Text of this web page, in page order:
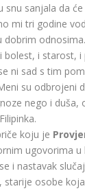
snu sanjala da
mi tri godine
dobrim
bolest, i starost, i
ni sad s tim
su odbrojeni
nego i duša,
koju je
ugovorima
i nastavak
starije osobe